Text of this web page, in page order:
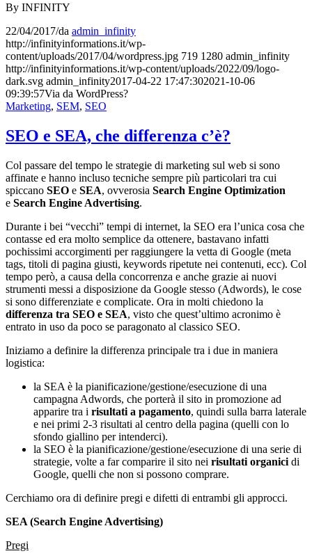
By INFINITY
22/04/2017/da admin_infinity
http://infinityinformations.it/wp-
content/uploads/2017/04/wordpress.jpg 719 1280 admin_infinity
http://infinityinformations.it/wp-content/uploads/2022/09/logo-
dark.svg admin_infinity2017-04-22 17:47:302021-10-06
09:39:57Via da WordPress?
Marketing, SEM, SEO
SEO e SEA, che differenza c’è?
Col passare del tempo le strategie di marketing sul web si sono
affinate e hanno incluso tecniche sempre più particolari tra cui
spiccano SEO e SEA, ovverosia Search Engine Optimization
e Search Engine Advertising.
Durante i bei “vecchi” tempi di internet, la SEO era l’unica cosa che
contasse ed era molto semplice da ottenere, bastavano infatti
pochissimi accorgimenti per raggiungere la vetta di Google (meta
tags, titoli di pagina giusti, keywords ripetute nei contenuti, ecc). Col
tempo però, a causa della concorrenza e anche grazie ai nuovi
strumenti messi a disposizione da Google stesso (Adwords), le cose
si sono differenziate e complicate. Ora in molti chiedono la
differenza tra SEO e SEA, visto che quest’ultimo acronimo è
entrato in uso da poco se paragonato al classico SEO.
Iniziamo a definire la differenza principale tra i due in maniera
logistica:
la SEA è la pianificazione/gestione/esecuzione di una
campagna Adwords, che porterà il sito in promozione ad
apparire tra i risultati a pagamento, quindi sulla barra laterale
e nei primi 2-3 risultati al centro della pagina (quelli con lo
sfondo giallino per intenderci).
la SEO è la pianificazione/gestione/esecuzione di una serie di
strategie, volte a far comparire il sito nei risultati organici di
Google, quelli che non si possono comprare.
Cerchiamo ora di definire pregi e difetti di entrambi gli approcci.
SEA (Search Engine Advertising)
Pregi